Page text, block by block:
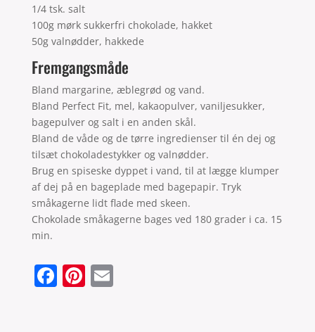
1/4 tsk. salt
100g mørk sukkerfri chokolade, hakket
50g valnødder, hakkede
Fremgangsmåde
Bland margarine, æblegrød og vand.
Bland Perfect Fit, mel, kakaopulver, vaniljesukker,
bagepulver og salt i en anden skål.
Bland de våde og de tørre ingredienser til én dej og
tilsæt chokoladestykker og valnødder.
Brug en spiseske dyppet i vand, til at lægge klumper
af dej på en bageplade med bagepapir. Tryk
småkagerne lidt flade med skeen.
Chokolade småkagerne bages ved 180 grader i ca. 15
min.
F Pi E